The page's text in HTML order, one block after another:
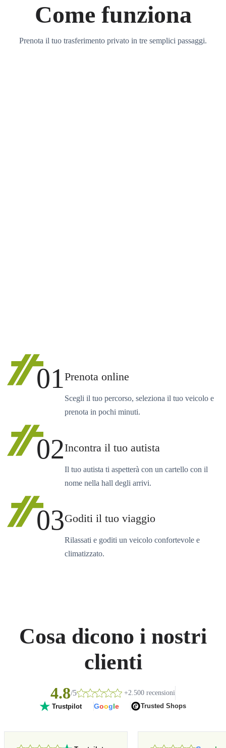
Come funziona
Prenota il tuo trasferimento privato in tre semplici passaggi.
01Prenota online
Scegli il tuo percorso, seleziona il tuo veicolo e
prenota in pochi minuti.
02Incontra il tuo autista
Il tuo autista ti aspetterà con un cartello con il
nome nella hall degli arrivi.
03Goditi il tuo viaggio
Rilassati e goditi un veicolo confortevole e
climatizzato.
Cosa dicono i nostri
clienti
4.8/5 +2.500 recensioni
Trustpilot Google Trusted Shops